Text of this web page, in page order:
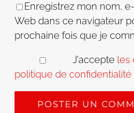
Enregistrez mon nom,
Web dans ce navigateur
prochaine fois que je
J’accepte les
politique de confidentialité